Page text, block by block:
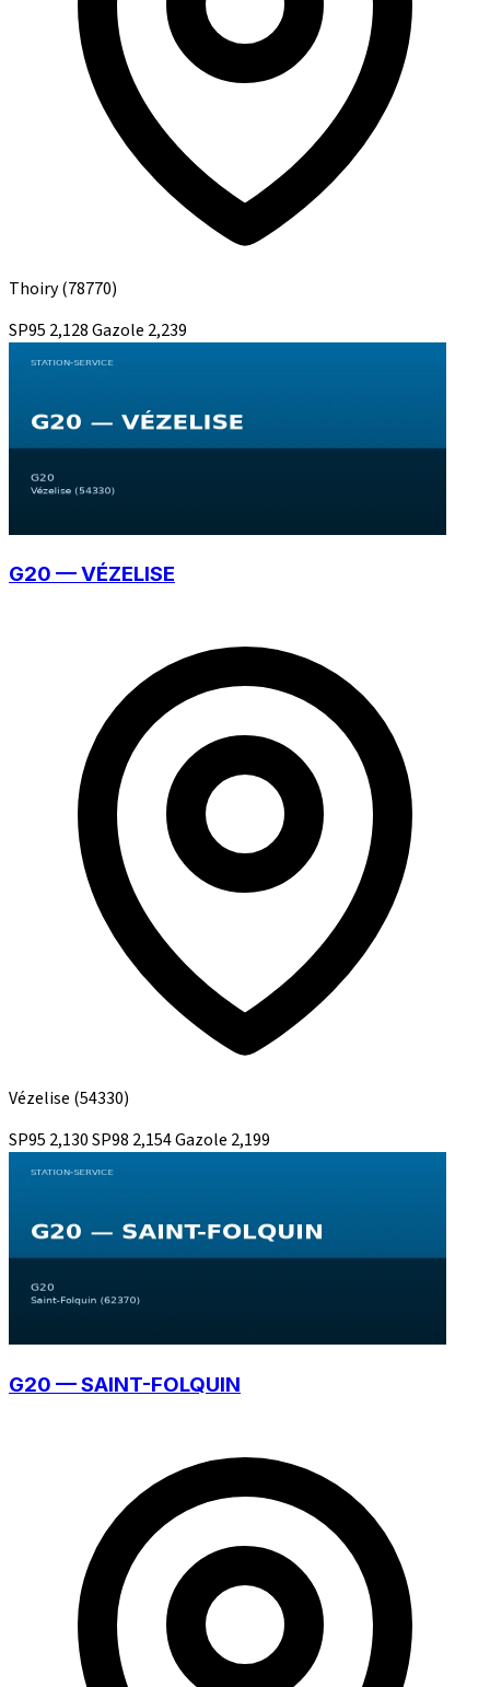
Thoiry(78770)
SP95 2,128Gazole 2,239
G20 — VÉZELISE
Vézelise (54330)
SP95 2,130SP98 2,154Gazole 2,199
G20 — SAINT-FOLQUIN